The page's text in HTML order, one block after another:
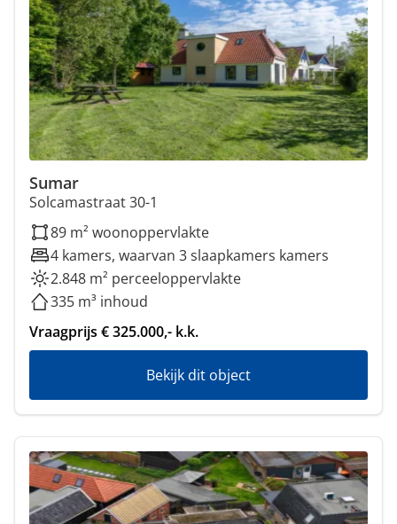
Sumar
Solcamastraat 30-1
89 m² woonoppervlakte
4 kamers, waarvan 3 slaapkamers kamers
2.848 m² perceeloppervlakte
335 m³ inhoud
Vraagprijs € 325.000,- k.k.
Bekijk dit object